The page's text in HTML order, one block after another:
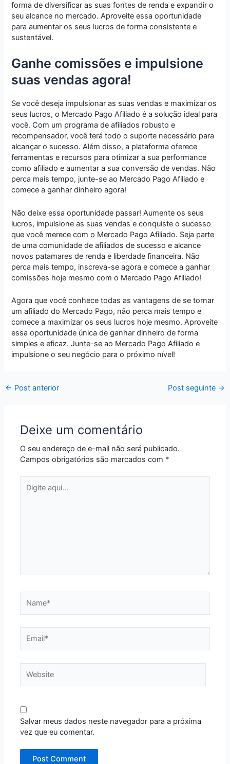
forma de diversificar as suas fontes de renda e expandir o
seu alcance no mercado. Aproveite essa oportunidade
para aumentar os seus lucros de forma consistente e
sustentável.
Ganhe comissões e impulsione
suas vendas agora!
Se você deseja impulsionar as suas vendas e maximizar os
seus lucros, o Mercado Pago Afiliado é a solução ideal para
você. Com um programa de afiliados robusto e
recompensador, você terá todo o suporte necessário para
alcançar o sucesso. Além disso, a plataforma oferece
ferramentas e recursos para otimizar a sua performance
como afiliado e aumentar a sua conversão de vendas. Não
perca mais tempo, junte-se ao Mercado Pago Afiliado e
comece a ganhar dinheiro agora!
Não deixe essa oportunidade passar! Aumente os seus
lucros, impulsione as suas vendas e conquiste o sucesso
que você merece com o Mercado Pago Afiliado. Seja parte
de uma comunidade de afiliados de sucesso e alcance
novos patamares de renda e liberdade financeira. Não
perca mais tempo, inscreva-se agora e comece a ganhar
comissões hoje mesmo com o Mercado Pago Afiliado!
Agora que você conhece todas as vantagens de se tornar
um afiliado do Mercado Pago, não perca mais tempo e
comece a maximizar os seus lucros hoje mesmo. Aproveite
essa oportunidade única de ganhar dinheiro de forma
simples e eficaz. Junte-se ao Mercado Pago Afiliado e
impulsione o seu negócio para o próximo nível!
← Post anterior Post seguinte →
Deixe um comentário
O seu endereço de e-mail não será publicado.
Campos obrigatórios são marcados com *
aqui...
Salvar meus dados neste navegador para a próxima
vez que eu comentar.